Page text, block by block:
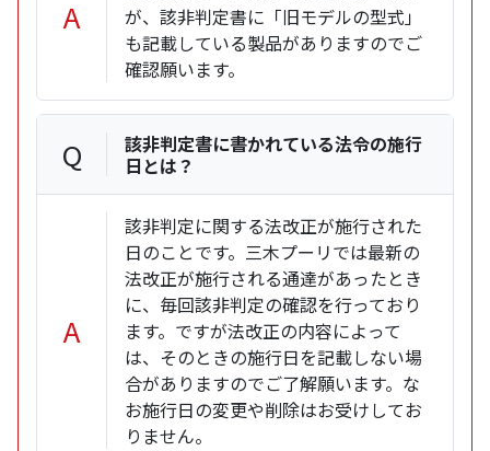
A
が、該非判定書に「旧モデルの型式」
も記載している製品がありますのでご
確認願います。
Q
該非判定書に書かれている法令の施行
日とは？
A
該非判定に関する法改正が施行された
日のことです。三木プーリでは最新の
法改正が施行される通達があったとき
に、毎回該非判定の確認を行っており
ます。ですが法改正の内容によって
は、そのときの施行日を記載しない場
合がありますのでご了解願います。な
お施行日の変更や削除はお受けしてお
りません。